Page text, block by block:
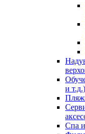
и т.д.)
Спа